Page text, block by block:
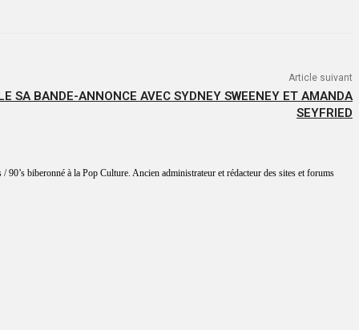
Article suivant
SA BANDE-ANNONCE AVEC SYDNEY SWEENEY ET AMANDA
SEYFRIED
biberonné à la Pop Culture. Ancien administrateur et rédacteur des sites et forums